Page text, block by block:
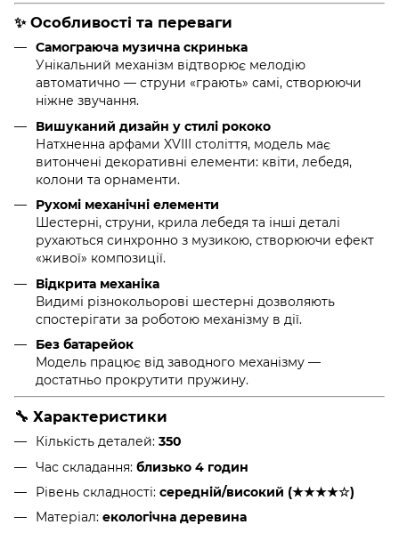
✨ Особливості та переваги
Самограюча музична скринька
Унікальний механізм відтворює мелодію
автоматично — струни «грають» самі, створюючи
ніжне звучання.
Вишуканий дизайн у стилі рококо
Натхненна арфами XVIII століття, модель має
витончені декоративні елементи: квіти, лебедя,
колони та орнаменти.
Рухомі механічні елементи
Шестерні, струни, крила лебедя та інші деталі
рухаються синхронно з музикою, створюючи ефект
«живої» композиції.
Відкрита механіка
Видимі різнокольорові шестерні дозволяють
спостерігати за роботою механізму в дії.
Без батарейок
Модель працює від заводного механізму —
достатньо прокрутити пружину.
🔧 Характеристики
Кількість деталей: 350
Час складання: близько 4 годин
Рівень складності: середній/високий (★★★★☆)
Матеріал: екологічна деревина